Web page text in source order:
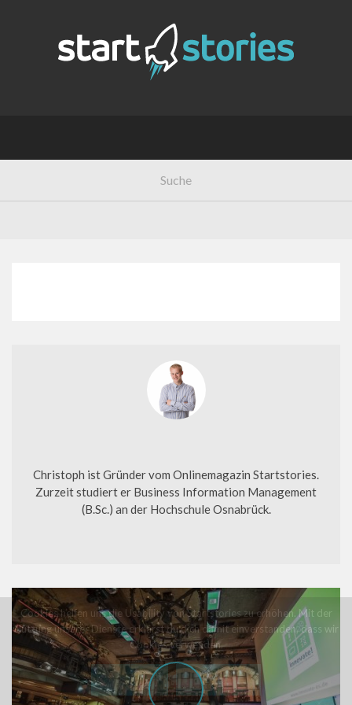
Christoph ist Gründer vom Onlinemagazin Startstories.
Zurzeit studiert er Business Information Management
(B.Sc.) an der Hochschule Osnabrück.
Cookies helfen uns die Usability von Startstories zu erhöhen. Mit der
Nutzung unserer Dienste erklärst du dich damit einverstanden, dass wir
Cookies verwenden.
Akzeptieren Erfahre mehr